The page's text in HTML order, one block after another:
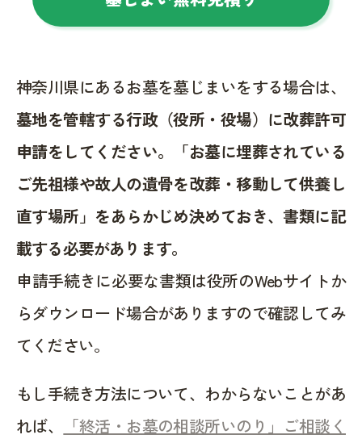
神奈川県にあるお墓を墓じまいをする場合は、
墓地を管轄する行政（役所・役場）に改葬許可
申請をしてください。「お墓に埋葬されている
ご先祖様や故人の遺骨を改葬・移動して供養し
直す場所」をあらかじめ決めておき、書類に記
載する必要があります。
申請手続きに必要な書類は役所のWebサイトか
らダウンロード場合がありますので確認してみ
てください。
もし手続き方法について、わからないことがあ
れば、
「終活・お墓の相談所いのり」ご相談く